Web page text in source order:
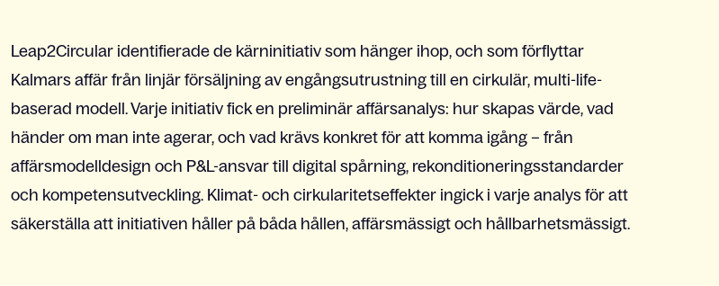
Leap2Circular identifierade de kärninitiativ som hänger ihop, och som förflyttar
Kalmars affär från linjär försäljning av engångsutrustning till en cirkulär, multi-life-
baserad modell. Varje initiativ fick en preliminär affärsanalys: hur skapas värde, vad
händer om man inte agerar, och vad krävs konkret för att komma igång – från
affärsmodelldesign och P&L-ansvar till digital spårning, rekonditioneringsstandarder
och kompetensutveckling. Klimat- och cirkularitetseffekter ingick i varje analys för att
säkerställa att initiativen håller på båda hållen, affärsmässigt och hållbarhetsmässigt.